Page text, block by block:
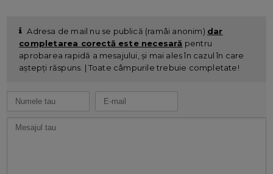
Adresa de mail nu se publică (ramâi anonim) dar
completarea corectă este necesară pentru
aprobarea rapidă a mesajului, și mai ales în cazul în care
aștepți răspuns. | Toate câmpurile trebuie completate!